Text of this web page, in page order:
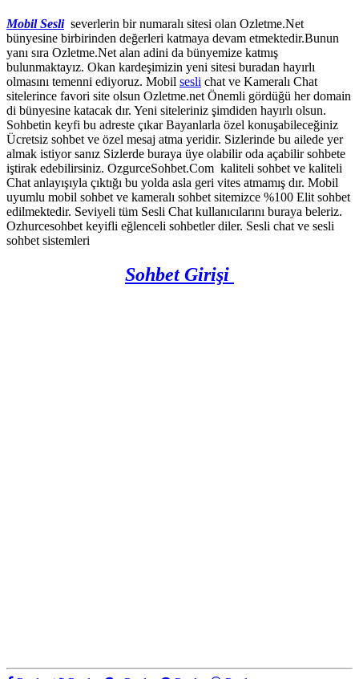
Mobil Sesliseverlerin bir numaralı sitesi olan Ozletme.Net
bünyesine birbirinden değerleri katmaya devam etmektedir.Bunun
yanı sıra Ozletme.Net alan adini da bünyemize katmış
bulunmaktayız. Okan kardeşimizin yeni sitesi buradan hayırlı
olmasını temenni ediyoruz. Mobil sesli chat ve Kameralı Chat
sitelerince favori site olsun Ozletme.net Önemli gördüğü her domain
di bünyesine katacak dır. Yeni siteleriniz şimdiden hayırlı olsun.
Sohbetin keyfi bu adreste çıkar Bayanlarla özel konuşabileceğiniz
Ücretsiz sohbet ve özel mesaj atma yeridir. Sizlerinde bu ailede yer
almak istiyor sanız Sizlerde buraya üye olabilir oda açabilir sohbete
iştirak edebilirsiniz. OzgurceSohbet.Com kaliteli sohbet ve kaliteli
Chat anlayışıyla çıktığı bu yolda asla geri vites atmamış dır. Mobil
uyumlu mobil sohbet ve kameralı sohbet sitemizce %100 Elit sohbet
edilmektedir. Seviyeli tüm Sesli Chat kullanıcılarını buraya beleriz.
Ozhurcesohbet keyifli eğlenceli sohbetler diler. Sesli chat ve sesli
sohbet sistemleri
Sohbet Girişi